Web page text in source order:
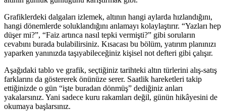
Grafiklerdeki dalgaları izlemek, altının hangi aylarda hızlandığını,
hangi dönemlerde soluklandığını anlamayı kolaylaştırır. “Yazları hep
düşer mi?”, “Faiz artınca nasıl tepki vermişti?” gibi soruların
cevabını burada bulabilirsiniz. Kısacası bu bölüm, yatırım planınızı
yaparken yanınızda taşıyabileceğiniz kişisel not defteri gibi çalışır.
Aşağıdaki tablo ve grafik, seçtiğiniz tarihteki altın türlerini alış-satış
farklarını da göstererek önünüze serer. Saatlik hareketleri takip
ettiğinizde o gün “işte buradan dönmüş” dediğiniz anları
yakalarsınız. Yani sadece kuru rakamları değil, günün hikâyesini de
okumaya başlarsınız.